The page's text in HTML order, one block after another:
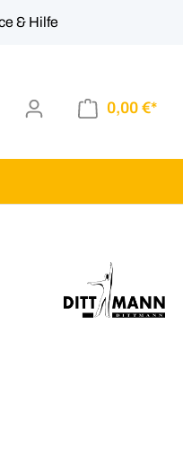
& Hilfe
0,00 €*